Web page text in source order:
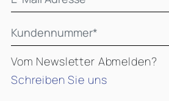
Vom Newsletter Abmelden?
Schreiben Sie uns